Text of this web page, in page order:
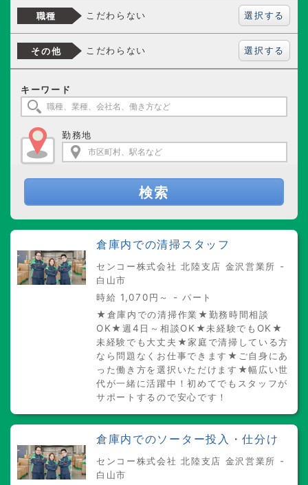
職種 こだわらない 選択する
その他 こだわらない 選択する
キーワード
勤務地
検索
倉庫内での清掃スタッフ
センコー株式会社 北陸支店 金沢営業所 -
白山市
時給 1,070円～ - パート
★倉庫内での清掃作業★勤務時間相談
OK★週4日～相談OK★未経験でもOK★
未経験でも大丈夫★家庭で清掃している方
なら問題なくお仕事できます★ご自身にあ
った働き方を選択いただけます★幅広い世
代が一緒に活躍中！初めてでもスタッフが
サポートするので安心です！
倉庫内でのソーター投入・仕分け
センコー株式会社 北陸支店 金沢営業所 -
白山市